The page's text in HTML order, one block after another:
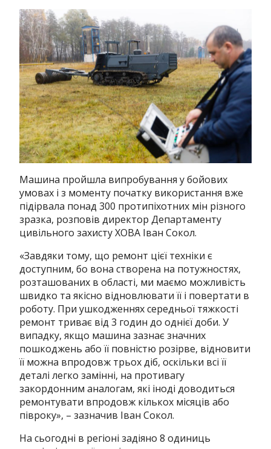
Машина пройшла випробування у бойових
умовах і з моменту початку використання вже
підірвала понад 300 протипіхотних мін різного
зразка, розповів директор Департаменту
цивільного захисту ХОВА Іван Сокол.
«Завдяки тому, що ремонт цієї техніки є
доступним, бо вона створена на потужностях,
розташованих в області, ми маємо можливість
швидко та якісно відновлювати її і повертати в
роботу. При ушкодженнях середньої тяжкості
ремонт триває від 3 годин до однієї доби. У
випадку, якщо машина зазнає значних
пошкоджень або її повністю розірве, відновити
її можна впродовж трьох діб, оскільки всі її
деталі легко замінні, на противагу
закордонним аналогам, які іноді доводиться
ремонтувати впродовж кількох місяців або
півроку», – зазначив Іван Сокол.
На сьогодні в регіоні задіяно 8 одиниць